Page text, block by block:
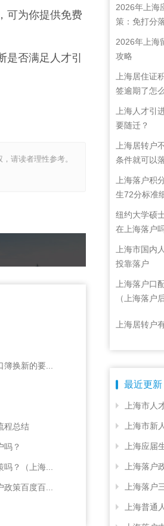
可为你提供免费
否满足人才引
请读者理性参考。
换新的要...
程总结
吗？
？（上海...
策百度百...
2026年上海
策：免打分
2026年上海
攻略
上海居住证
签逾期了怎
住证续签了
上海人才引
要随迁？
上海居转户
条件就可以
上海落户积
生72分标准
纽约大学硕
在上海落户
上海市国内
投靠落户
上海落户口
（上海落户
上海居转户
最近更新
上海市人
上海市新
上海应届
上海落户
上海落户
上海普通